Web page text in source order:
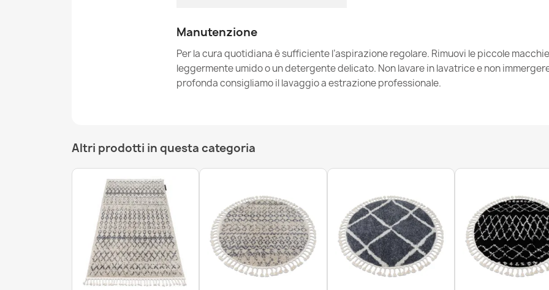
Tappeto
peluche,
70,90 €
Manutenzione
Per la cura quotidiana è sufficiente l’aspirazione regolare. Rimuovi le piccole
leggermente umido o un detergente delicato. Non lavare in lavatrice e non
profonda consigliamo il lavaggio a estrazione professionale.
Altri prodotti in questa categoria